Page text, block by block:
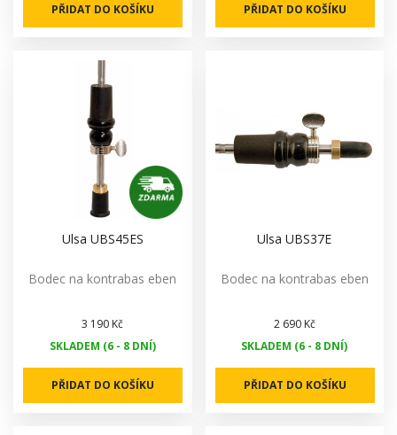
PŘIDAT DO KOŠÍKU PŘIDAT DO KOŠÍKU
Ulsa UBS45ES
Bodec na kontrabas eben
3 190 Kč
SKLADEM (6 - 8 DNÍ)
PŘIDAT DO KOŠÍKU
Ulsa UBS37E
Bodec na kontrabas eben
2 690 Kč
SKLADEM (6 - 8 DNÍ)
PŘIDAT DO KOŠÍKU